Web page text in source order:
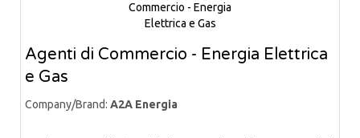
Agenti di Commercio - Energia Elettrica
e Gas
Company/Brand: A2A Energia